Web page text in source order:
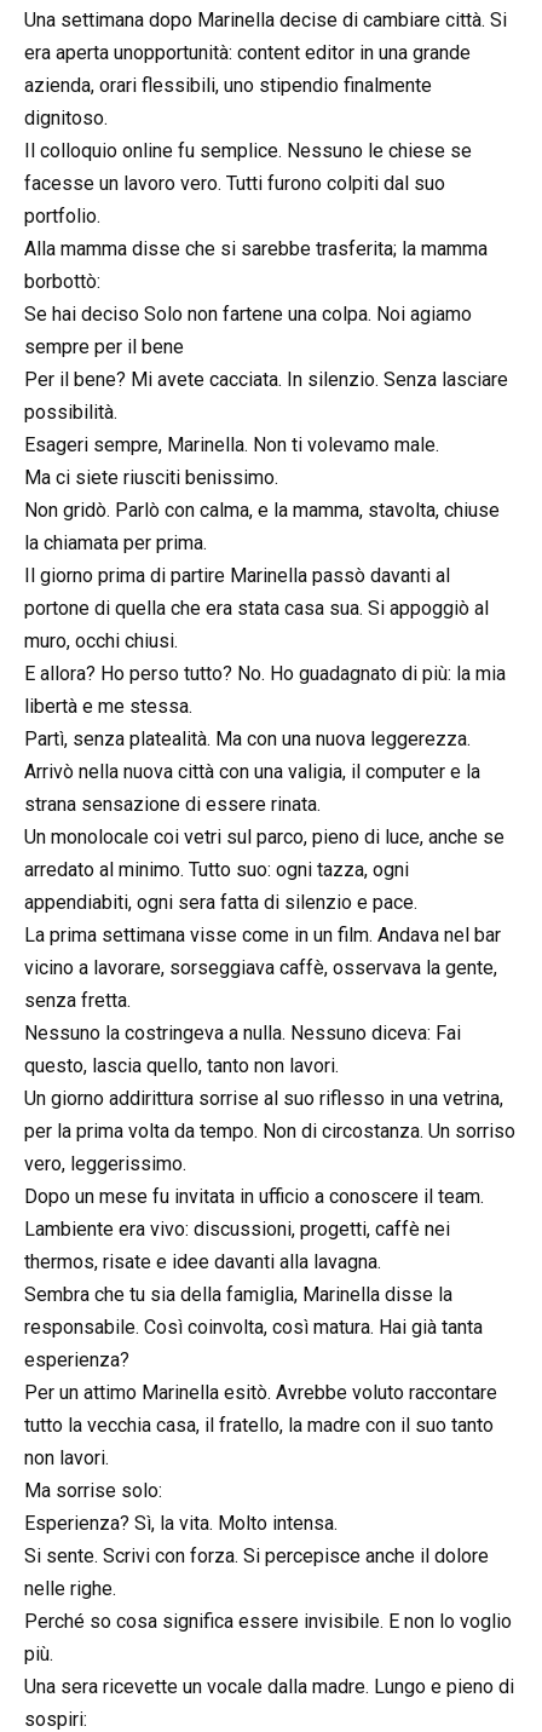
Una settimana dopo Marinella decise di cambiare città. Si
era aperta unopportunità: content editor in una grande
azienda, orari flessibili, uno stipendio finalmente
dignitoso.
Il colloquio online fu semplice. Nessuno le chiese se
facesse un lavoro vero. Tutti furono colpiti dal suo
portfolio.
Alla mamma disse che si sarebbe trasferita; la mamma
borbottò:
Se hai deciso Solo non fartene una colpa. Noi agiamo
sempre per il bene
Per il bene? Mi avete cacciata. In silenzio. Senza lasciare
possibilità.
Esageri sempre, Marinella. Non ti volevamo male.
Ma ci siete riusciti benissimo.
Non gridò. Parlò con calma, e la mamma, stavolta, chiuse
la chiamata per prima.
Il giorno prima di partire Marinella passò davanti al
portone di quella che era stata casa sua. Si appoggiò al
muro, occhi chiusi.
E allora? Ho perso tutto? No. Ho guadagnato di più: la mia
libertà e me stessa.
Partì, senza platealità. Ma con una nuova leggerezza.
Arrivò nella nuova città con una valigia, il computer e la
strana sensazione di essere rinata.
Un monolocale coi vetri sul parco, pieno di luce, anche se
arredato al minimo. Tutto suo: ogni tazza, ogni
appendiabiti, ogni sera fatta di silenzio e pace.
La prima settimana visse come in un film. Andava nel bar
vicino a lavorare, sorseggiava caffè, osservava la gente,
senza fretta.
Nessuno la costringeva a nulla. Nessuno diceva: Fai
questo, lascia quello, tanto non lavori.
Un giorno addirittura sorrise al suo riflesso in una vetrina,
per la prima volta da tempo. Non di circostanza. Un sorriso
vero, leggerissimo.
Dopo un mese fu invitata in ufficio a conoscere il team.
Lambiente era vivo: discussioni, progetti, caffè nei
thermos, risate e idee davanti alla lavagna.
Sembra che tu sia della famiglia, Marinella disse la
responsabile. Così coinvolta, così matura. Hai già tanta
esperienza?
Per un attimo Marinella esitò. Avrebbe voluto raccontare
tutto la vecchia casa, il fratello, la madre con il suo tanto
non lavori.
Ma sorrise solo:
Esperienza? Sì, la vita. Molto intensa.
Si sente. Scrivi con forza. Si percepisce anche il dolore
nelle righe.
Perché so cosa significa essere invisibile. E non lo voglio
più.
Una sera ricevette un vocale dalla madre. Lungo e pieno di
sospiri: